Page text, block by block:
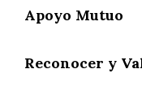
Apoyo Mutuo
Reconocer y